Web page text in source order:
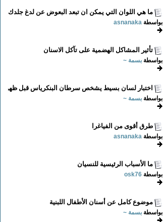
ما هي اللوان التي يمكن ان تبعد البعوض عن لدغ جلدك
بواسطة asnanaka
تأثير المشاكل الهضمية على تآكل الاسنان
بواسطةبسمة ~
اختبار لسان بسيط يشخص سرطان البنكرياس قبل
بواسطةبسمة ~
طرق أقوى من الفياغرا
بواسطة asnanaka
ما الأسباب الرئيسية للنسيان
بواسطةosk76
موضوع كامل عن أسنان الأطفال اللبنية
بواسطةبسمة ~